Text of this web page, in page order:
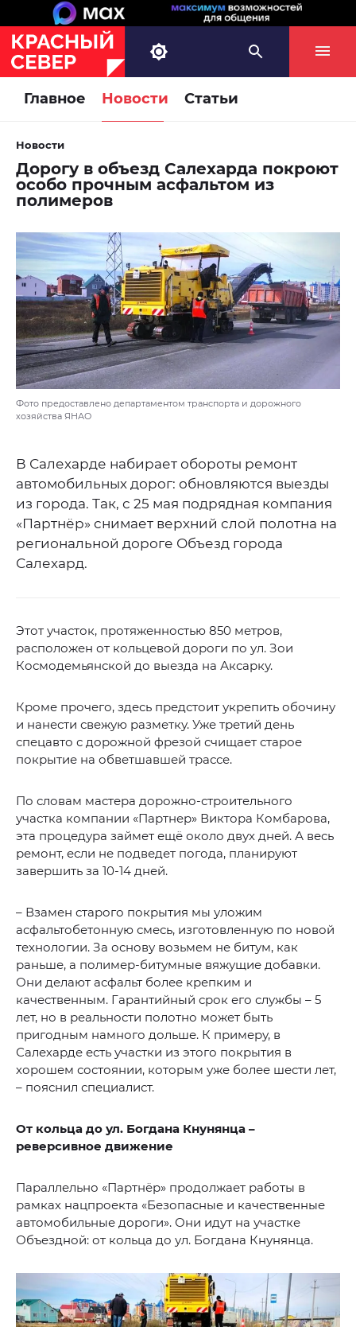
Главное Новости Статьи
Новости
Дорогу в объезд Салехарда покроют
особо прочным асфальтом из
полимеров
Фото предоставлено департаментом транспорта и дорожного
хозяйства ЯНАО
В Салехарде набирает обороты ремонт
автомобильных дорог: обновляются выезды
из города. Так, с 25 мая подрядная компания
«Партнёр» снимает верхний слой полотна на
региональной дороге Объезд города
Салехард.
Этот участок, протяженностью 850 метров,
расположен от кольцевой дороги по ул. Зои
Космодемьянской до выезда на Аксарку.
Кроме прочего, здесь предстоит укрепить обочину
и нанести свежую разметку. Уже третий день
спецавто с дорожной фрезой счищает старое
покрытие на обветшавшей трассе.
По словам мастера дорожно-строительного
участка компании «Партнер» Виктора Комбарова,
эта процедура займет ещё около двух дней. А весь
ремонт, если не подведет погода, планируют
завершить за 10-14 дней.
– Взамен старого покрытия мы уложим
асфальтобетонную смесь, изготовленную по новой
технологии. За основу возьмем не битум, как
раньше, а полимер-битумные вяжущие добавки.
Они делают асфальт более крепким и
качественным. Гарантийный срок его службы – 5
лет, но в реальности полотно может быть
пригодным намного дольше. К примеру, в
Салехарде есть участки из этого покрытия в
хорошем состоянии, которым уже более шести лет,
– пояснил специалист.
От кольца до ул. Богдана Кнунянца –
реверсивное движение
Параллельно «Партнёр» продолжает работы в
рамках нацпроекта «Безопасные и качественные
автомобильные дороги». Они идут на участке
Объездной: от кольца до ул. Богдана Кнунянца.